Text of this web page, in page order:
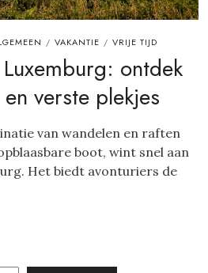
/ VAKANTIE / VRIJE TIJD
ontdek
verste plekjes
van wandelen en raften
boot, wint snel aan
Het biedt avonturiers de